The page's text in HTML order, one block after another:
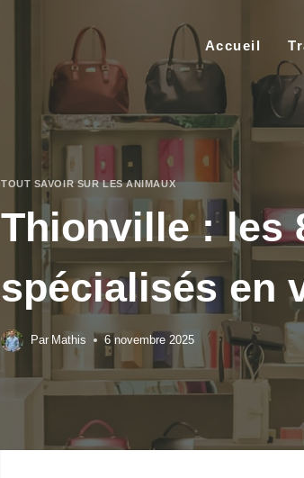
Accueil
TOUT SAVOIR SUR LES ANIMAUX
Thionville : les
spécialisés en
Par Mathis 6 novembre 2025